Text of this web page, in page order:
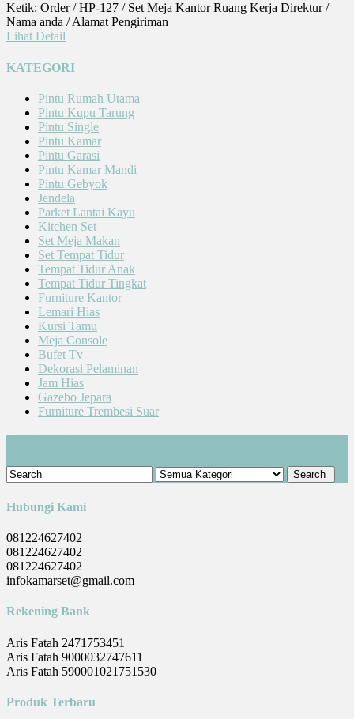
Ketik: Order / HP-127 / Set Meja Kantor Ruang Kerja Direktur /
Nama anda / Alamat Pengiriman
Lihat Detail
KATEGORI
Pintu Rumah Utama
Pintu Kupu Tarung
Pintu Single
Pintu Kamar
Pintu Garasi
Pintu Kamar Mandi
Pintu Gebyok
Jendela
Parket Lantai Kayu
Kitchen Set
Set Meja Makan
Set Tempat Tidur
Tempat Tidur Anak
Tempat Tidur Tingkat
Furniture Kantor
Lemari Hias
Kursi Tamu
Meja Console
Bufet Tv
Dekorasi Pelaminan
Jam Hias
Gazebo Jepara
Furniture Trembesi Suar
Hubungi Kami
081224627402
081224627402
081224627402
infokamarset@gmail.com
Rekening Bank
Aris Fatah 2471753451
Aris Fatah 9000032747611
Aris Fatah 590001021751530
Produk Terbaru